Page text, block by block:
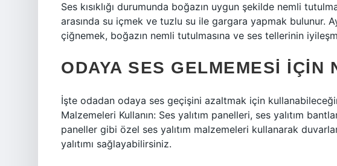
Ses kısıklığı durumunda boğazın uygun şekilde nemli
arasında su içmek ve tuzlu su ile gargara yapmak bulunur.
çiğnemek, boğazın nemli tutulmasına ve ses tellerinin
ODAYA SES GELMEMESI IÇIN
İşte odadan odaya ses geçişini azaltmak için
Malzemeleri Kullanın: Ses yalıtım panelleri, ses yalıtım
paneller gibi özel ses yalıtım malzemeleri kullanarak
yalıtımı sağlayabilirsiniz.